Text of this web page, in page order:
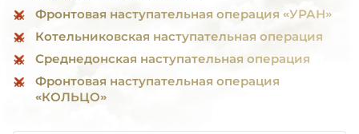
Фронтовая наступательная операция «УРАН»
Котельниковская наступательная операция
Среднедонская наступательная операция
Фронтовая наступательная операция
«КОЛЬЦО»